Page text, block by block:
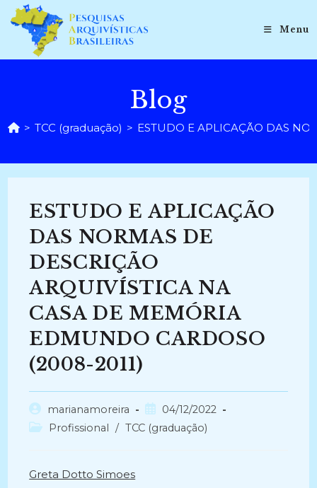
para
conteúdo
Menu
Blog
> TCC (graduação) > ESTUDO E APLICAÇÃO DAS
ESTUDO E APLICAÇÃO
DAS NORMAS DE
DESCRIÇÃO
ARQUIVÍSTICA NA
CASA DE MEMÓRIA
EDMUNDO CARDOSO
(2008-2011)
Autor
do
marianamoreira
Post
publicado:
04/12/2022
Categoria
Profissional / TCC (graduação)
Greta Dotto Simoes